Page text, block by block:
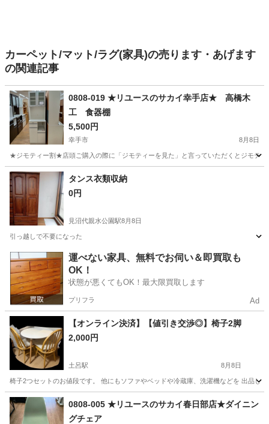
カーペット/マット/ラグ(家具)の売ります・あげます
の関連記事
0808-019 ★リユースのサカイ幸手店★ 高橋木
工 食器棚
5,500円
幸手市 8月8日
★ジモティー割★店頭ご購入の際に「ジモティーを見た」と言っていただくとジモテ
埼玉 幸手市 収納家具 サカイ
タンス衣類収納
0円
見沼代親水公園駅8月8日
引っ越しで不要になった
埼玉 川口市 見沼代親水公園駅 収納家具
運べない家具、無料でお伺い＆即買取も
OK！
状態が悪くてもOK！最大限買取します
プリフラ Ad
【オンライン決済】【値引き交渉◎】椅子2脚
2,000円
土呂駅 8月8日
椅子2つセットのお値段です。 他にもソファやベッドや冷蔵庫、洗濯機などを 出品し
埼玉 さいたま市0808-005 ★リユースのサカイ春日部店★ダイニン
グチェア